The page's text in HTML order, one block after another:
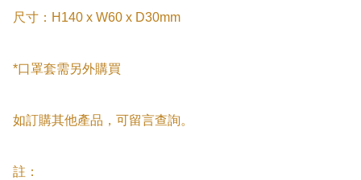
尺寸：H140 x W60 x D30mm
*口罩套需另外購買
如訂購其他產品，可留言查詢。
註：